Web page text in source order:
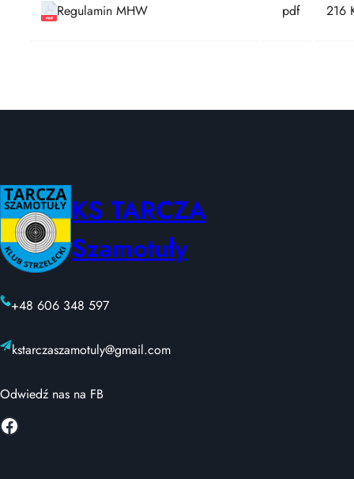
Regulamin MHW pdf 216
KS TARCZA
Szamotuły
+48 606 348 597
kstarczaszamotuly@gmail.com
Odwiedź nas na FB
Facebook